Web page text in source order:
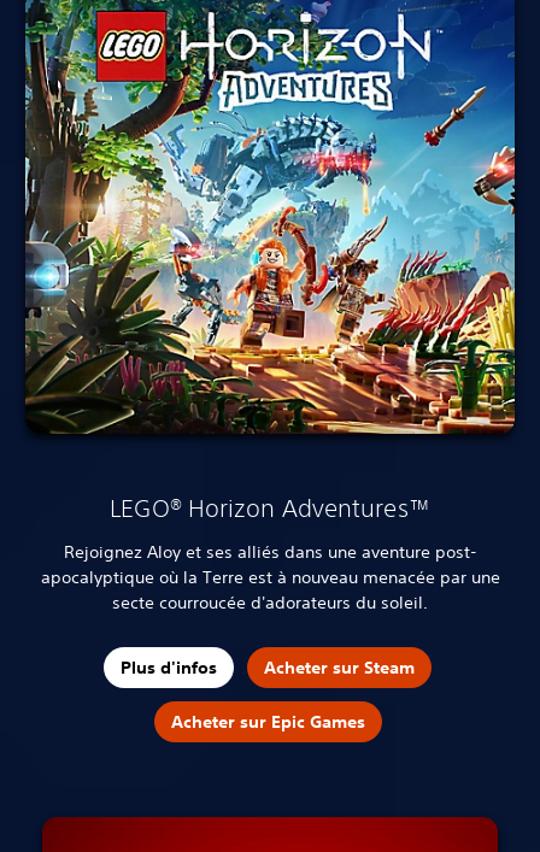
LEGO® Horizon Adventures™
Rejoignez Aloy et ses alliés dans une aventure post-
apocalyptique où la Terre est à nouveau menacée par une
secte courroucée d'adorateurs du soleil.
Plus d'infos Acheter sur Steam
Acheter sur Epic Games